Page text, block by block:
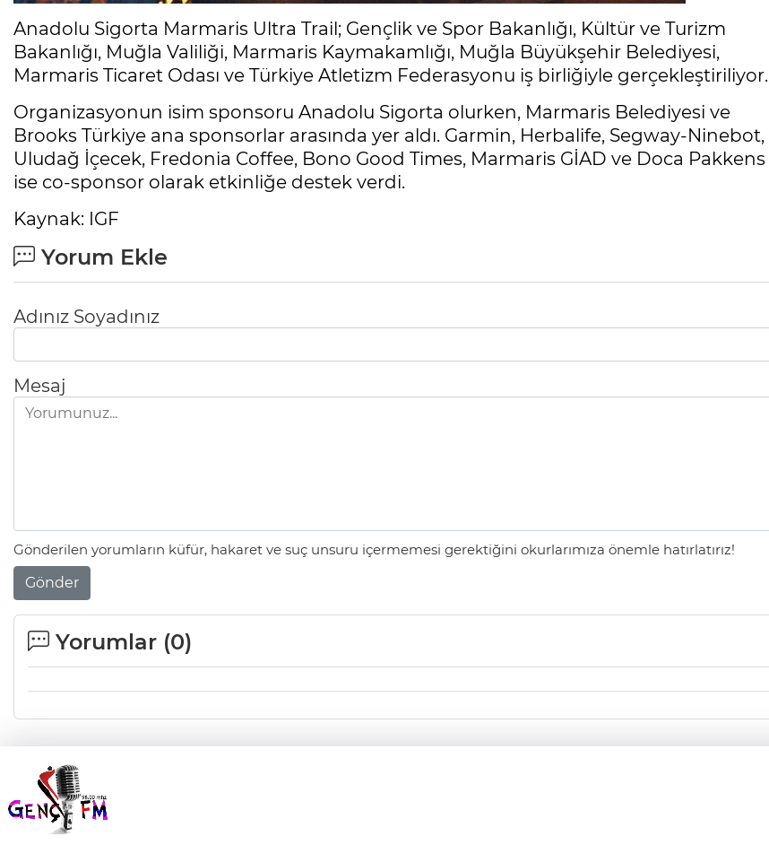
Anadolu Sigorta Marmaris Ultra Trail; Gençlik ve Spor Bakanlığı, Kültür ve Turizm
Bakanlığı, Muğla Valiliği, Marmaris Kaymakamlığı, Muğla Büyükşehir Belediyesi,
Marmaris Ticaret Odası ve Türkiye Atletizm Federasyonu iş birliğiyle gerçekleştiriliyor.
Organizasyonun isim sponsoru Anadolu Sigorta olurken, Marmaris Belediyesi ve
Brooks Türkiye ana sponsorlar arasında yer aldı. Garmin, Herbalife, Segway-Ninebot,
Uludağ İçecek, Fredonia Coffee, Bono Good Times, Marmaris GİAD ve Doca Pakkens
ise co-sponsor olarak etkinliğe destek verdi.
Kaynak: IGF
Yorum Ekle
Adınız Soyadınız
Mesaj
Gönderilen yorumların küfür, hakaret ve suç unsuru içermemesi gerektiğini okurlarımıza önemle hatırlatırız!
Gönder
Yorumlar (0)